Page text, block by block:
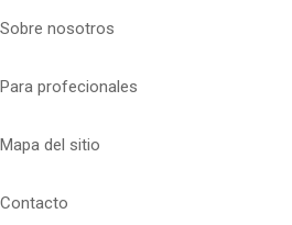
Sobre nosotros
Para profecionales
Mapa del sitio
Contacto